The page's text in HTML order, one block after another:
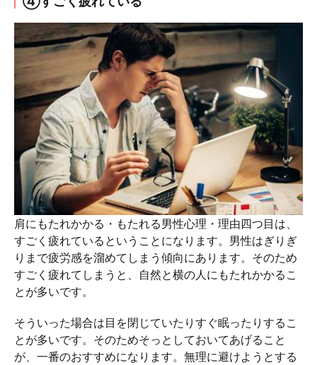
肩にもたれかかる・もたれる男性心理・理由四つ目は、
すごく疲れているということになります。男性はぎりぎ
りまで疲労感を溜めてしまう傾向にあります。そのため
すごく疲れてしまうと、自然と横の人にもたれかかるこ
とが多いです。
そういった場合は目を閉じていたりすぐ眠ったりするこ
とが多いです。そのためそっとしておいてあげること
が、一番のおすすめになります。無理に避けようとする